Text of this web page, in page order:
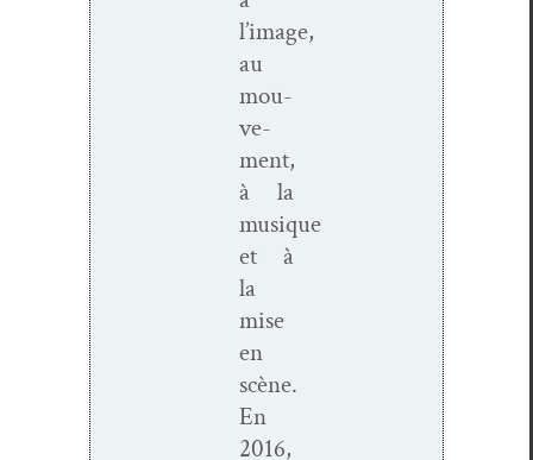
l’image,
au
mou­
ve­
ment,
à la
musique
et à
la
mise
en
scène.
En
2016,